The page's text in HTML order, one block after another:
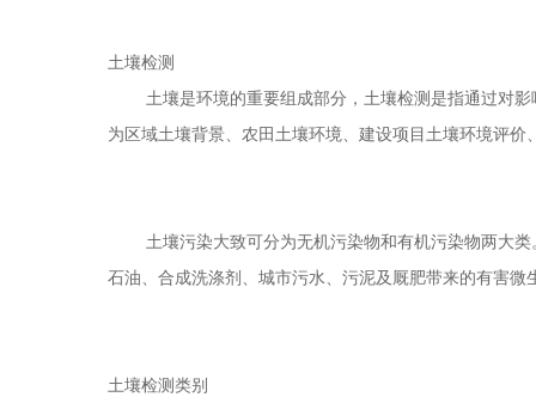
土壤检测
土壤是环境的重要组成部分，土壤检测是指通过对影
为区域土壤背景、农田土壤环境、建设项目土壤环境评
土壤污染大致可分为无机污染物和有机污染物两大类
石油、合成洗涤剂、城市污水、污泥及厩肥带来的有害微
土壤检测类别